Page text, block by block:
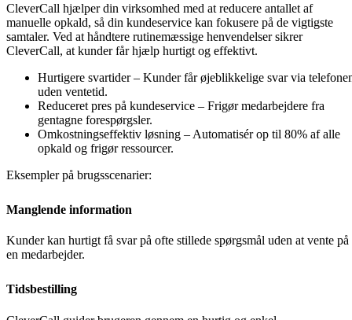
CleverCall hjælper din virksomhed med at reducere antallet af
manuelle opkald, så din kundeservice kan fokusere på de vigtigste
samtaler. Ved at håndtere rutinemæssige henvendelser sikrer
CleverCall, at kunder får hjælp hurtigt og effektivt.
Hurtigere svartider – Kunder får øjeblikkelige svar via
uden ventetid.
Reduceret pres på kundeservice – Frigør medarbejdere fra
gentagne forespørgsler.
Omkostningseffektiv løsning – Automatisér op til 80% af alle
opkald og frigør ressourcer.
Eksempler på brugsscenarier:
Manglende information
Kunder kan hurtigt få svar på ofte stillede spørgsmål uden at vente på
en medarbejder.
Tidsbestilling